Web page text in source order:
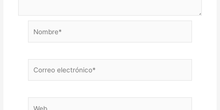
electrónico*